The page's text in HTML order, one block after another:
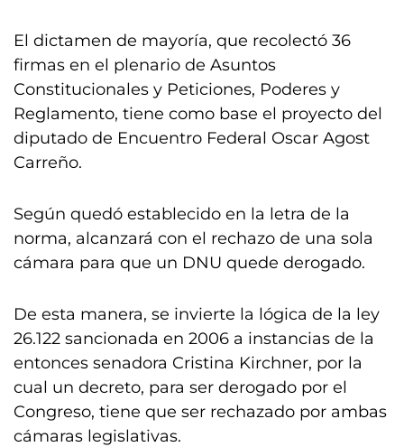
El dictamen de mayoría, que recolectó 36
firmas en el plenario de Asuntos
Constitucionales y Peticiones, Poderes y
Reglamento, tiene como base el proyecto del
diputado de Encuentro Federal Oscar Agost
Carreño.
Según quedó establecido en la letra de la
norma, alcanzará con el rechazo de una sola
cámara para que un DNU quede derogado.
De esta manera, se invierte la lógica de la ley
26.122 sancionada en 2006 a instancias de la
entonces senadora Cristina Kirchner, por la
cual un decreto, para ser derogado por el
Congreso, tiene que ser rechazado por ambas
cámaras legislativas.